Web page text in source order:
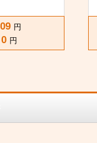
円
0 円